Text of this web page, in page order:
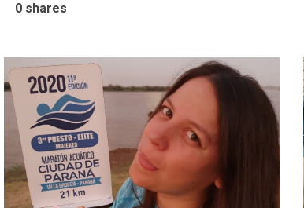
0 shares